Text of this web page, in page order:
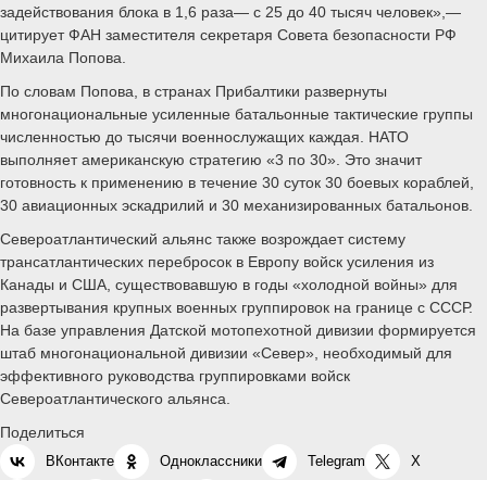
задействования блока в 1,6 раза— с 25 до 40 тысяч человек»,—
цитирует ФАН заместителя секретаря Совета безопасности РФ
Михаила Попова.
По словам Попова, в странах Прибалтики развернуты
многонациональные усиленные батальонные тактические группы
численностью до тысячи военнослужащих каждая. НАТО
выполняет американскую стратегию «3 по 30». Это значит
готовность к применению в течение 30 суток 30 боевых кораблей,
30 авиационных эскадрилий и 30 механизированных батальонов.
Североатлантический альянс также возрождает систему
трансатлантических перебросок в Европу войск усиления из
Канады и США, существовавшую в годы «холодной войны» для
развертывания крупных военных группировок на границе с СССР.
На базе управления Датской мотопехотной дивизии формируется
штаб многонациональной дивизии «Север», необходимый для
эффективного руководства группировками войск
Североатлантического альянса.
Поделиться
ВКонтакте Одноклассники Telegram X